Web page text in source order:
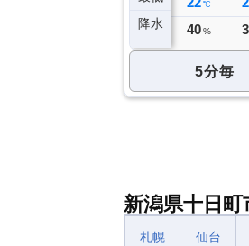
降水
℃
20 ミリ
℃
40 %
5分毎
新潟県十日
札幌 仙台